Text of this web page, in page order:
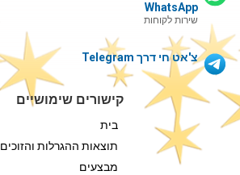
WhatsApp
שירות לקוחות
צ'אט חי דרך Telegram
קישורים שימושיים
בית
תוצאות ההגרלות והזוכים
מבצעים